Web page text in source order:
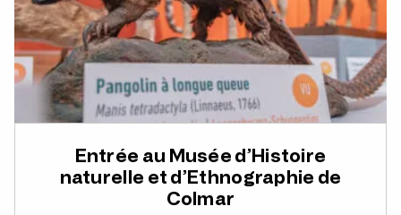
Entrée au Musée d’Histoire
naturelle et d’Ethnographie de
Colmar